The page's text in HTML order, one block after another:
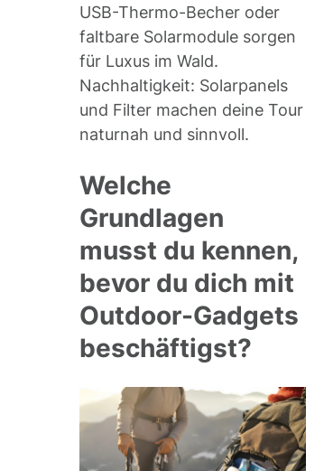
USB-Thermo-Becher oder
faltbare Solarmodule sorgen
für Luxus im Wald.
Nachhaltigkeit: Solarpanels
und Filter machen deine Tour
naturnah und sinnvoll.
Welche
Grundlagen
musst du kennen,
bevor du dich mit
Outdoor-Gadgets
beschäftigst?